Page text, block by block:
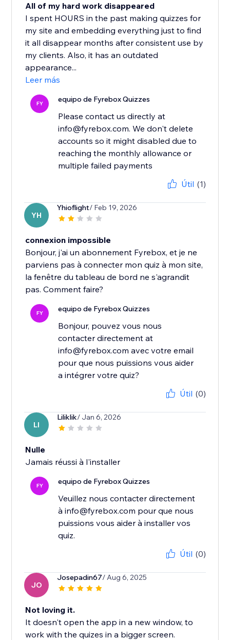
All of my hard work disappeared
I spent HOURS in the past making quizzes for
my site and embedding everything just to find
it all disappear months after consistent use by
my clients. Also, it has an outdated
appearance...
Leer más
FY equipo de Fyrebox Quizzes
Please contact us directly at
info@fyrebox.com. We don't delete
accounts so it might disabled due to
reaching the monthly allowance or
multiple failed payments
Útil (1)
YH
Yhioflight/ Feb 19, 2026
connexion impossible
Bonjour, j'ai un abonnement Fyrebox, et je ne
parviens pas à connecter mon quiz à mon site,
la fenêtre du tableau de bord ne s'agrandit
pas. Comment faire?
FY equipo de Fyrebox Quizzes
Bonjour, pouvez vous nous
contacter directement at
info@fyrebox.com avec votre email
pour que nous puissions vous aider
a intégrer votre quiz?
Útil (0)
LI
Liliklik/ Jan 6, 2026
Nulle
Jamais réussi à l'installer
FY equipo de Fyrebox Quizzes
Veuillez nous contacter directement
à info@fyrebox.com pour que nous
puissions vous aider à installer vos
quiz.
Útil (0)
JO
Josepadin67/ Aug 6, 2025
Not loving it.
It doesn't open the app in a new window, to
work with the quizes in a bigger screen.